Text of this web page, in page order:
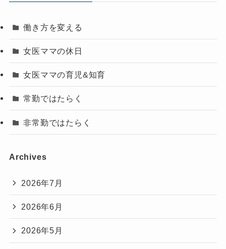
働き方を変える
女医ママの休日
女医ママの育児&知育
常勤ではたらく
非常勤ではたらく
Archives
2026年7月
2026年6月
2026年5月